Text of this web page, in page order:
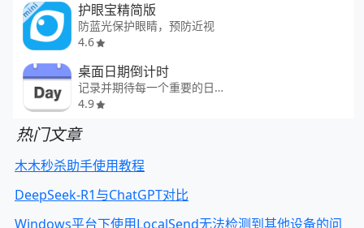
护眼宝精简版
防蓝光保护眼睛，预防近视
4.6
桌面日期倒计时
记录并期待每一个重要的日子！
4.9
热门文章
木木秒杀助手使用教程
DeepSeek-R1与ChatGPT对比
Windows平台下使用LocalSend无法检测到其他设备的问